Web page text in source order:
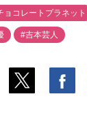
ョコレートプラネット
#吉本芸人